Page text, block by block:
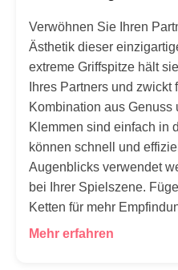
Verwöhnen Sie Ihren
Ästhetik dieser
extreme Griffspitze hält
Ihres Partners und zwickt
Kombination aus Genuss
Klemmen sind einfach in
können schnell und
Augenblicks verwendet
bei Ihrer Spielszene.
Ketten für mehr
Mehr erfahren